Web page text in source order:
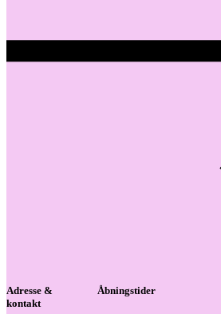
Adresse &
kontakt
Åbningstider